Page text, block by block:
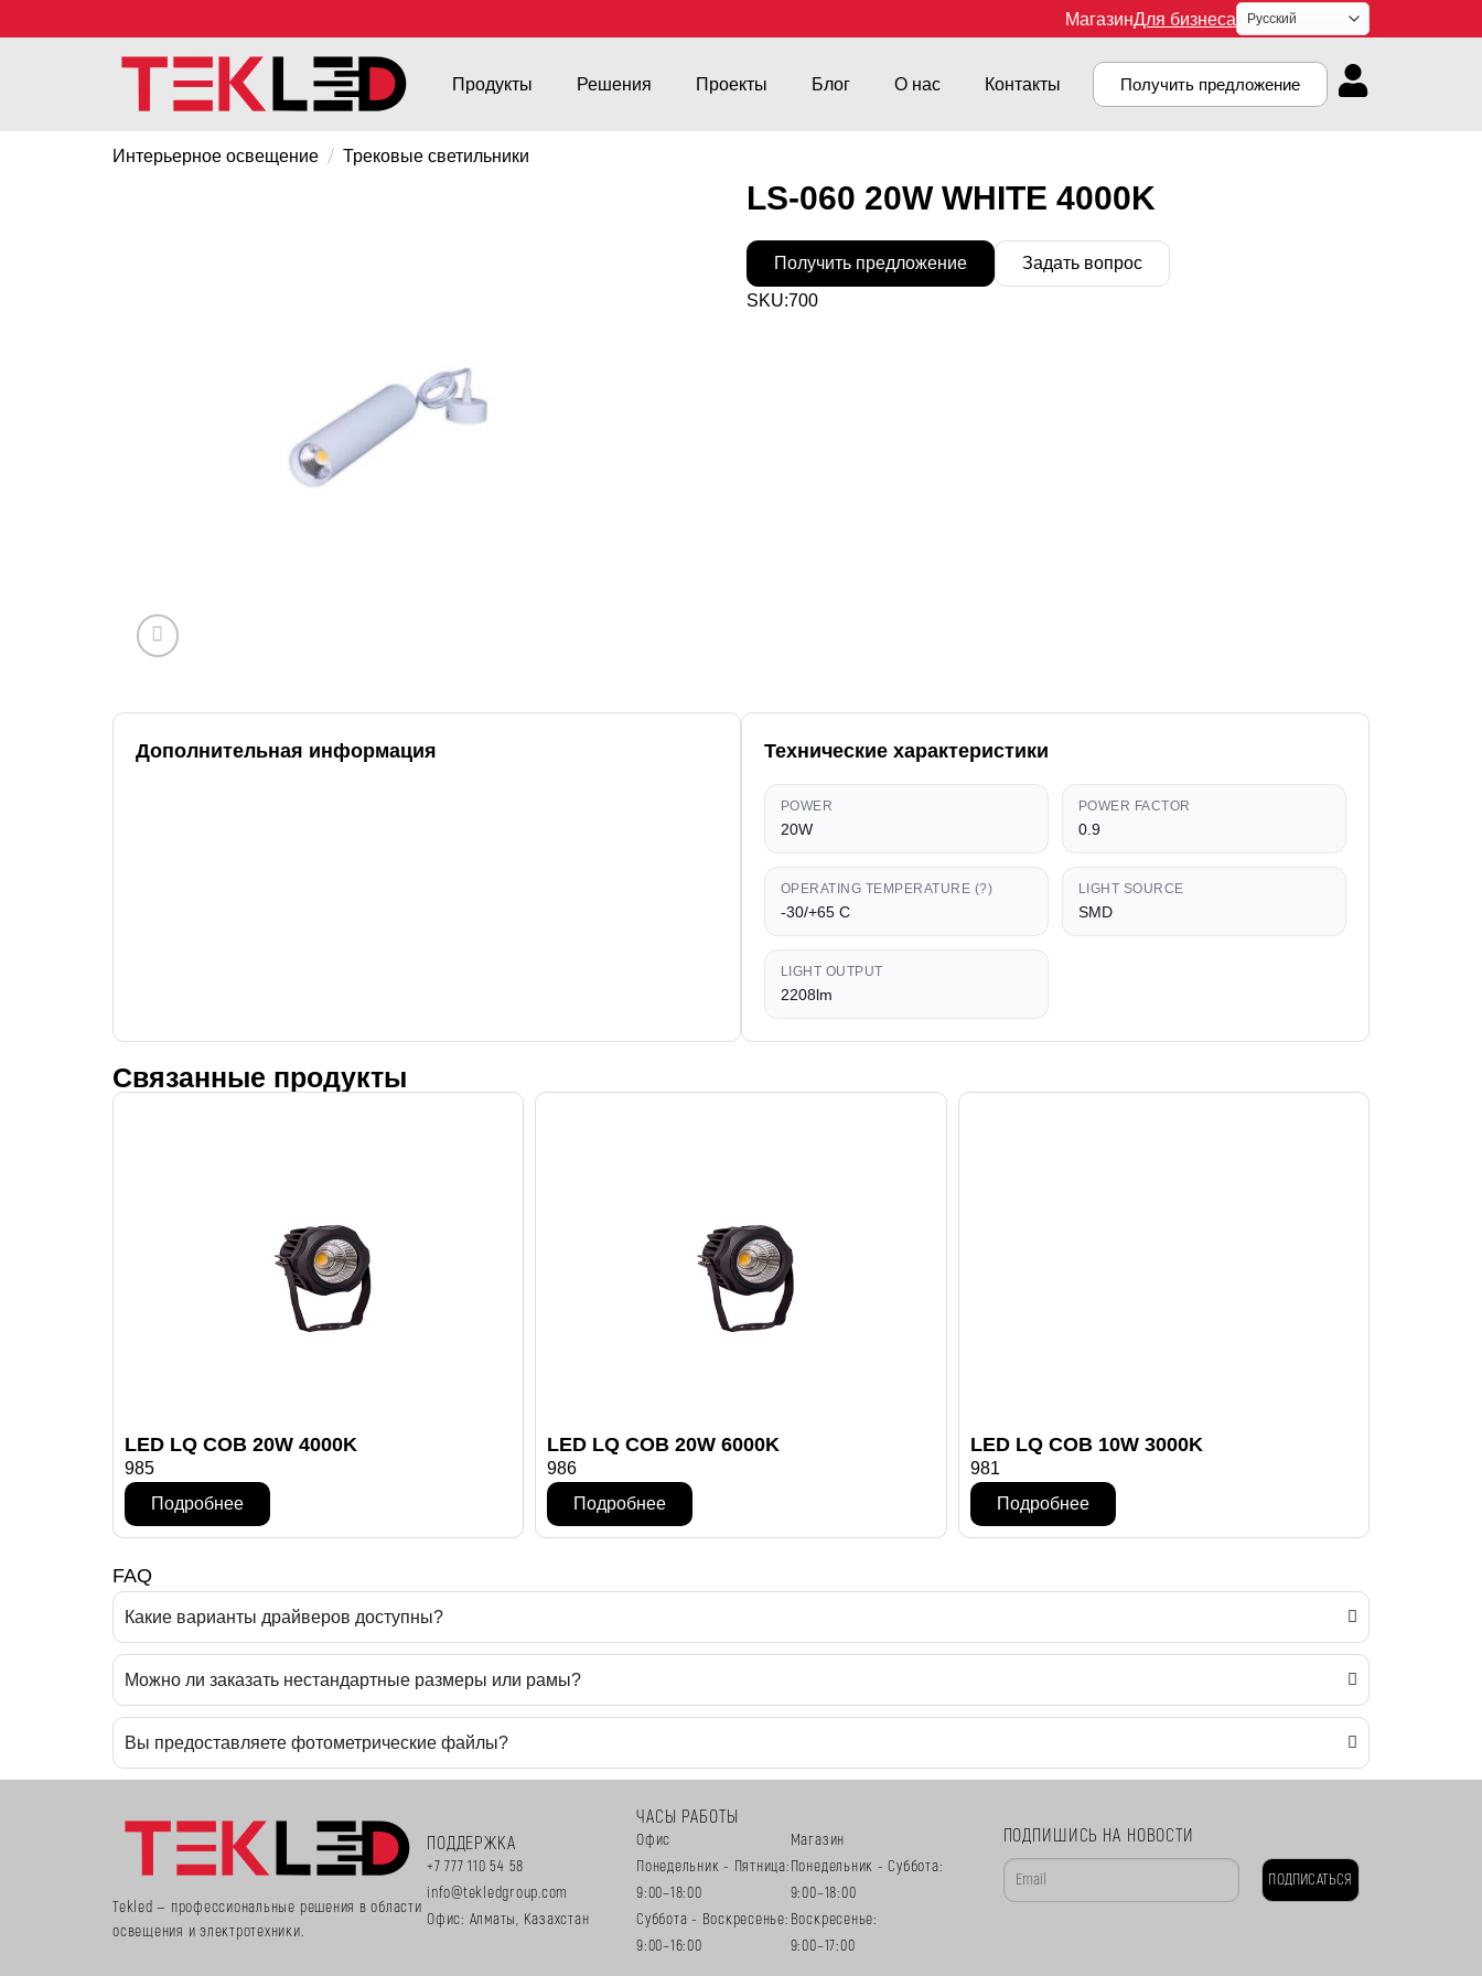
МагазинДля бизнеса
Продукты Решения Проекты Блог О нас Контакты Получить предложение
Интерьерное освещение / Трековые светильники
LS-060 20W WHITE 4000K
Получить предложение
Задать вопрос
SKU:700
Дополнительная информация Технические характеристики
POWER
20W
POWER FACTOR
0.9
OPERATING TEMPERATURE (?)
-30/+65 C
LIGHT SOURCE
SMD
LIGHT OUTPUT
2208lm
Связанные продукты
LED LQ COB 20W 4000K
985
Подробнее
LED LQ COB 20W 6000K
986
Подробнее
LED LQ COB 10W 3000K
981
Подробнее
FAQ
Какие варианты драйверов доступны?
Можно ли заказать нестандартные размеры или рамы?
Вы предоставляете фотометрические файлы?
Tekled — профессиональные решения в области
освещения и электротехники.
ПОДДЕРЖКА
+7 777 110 54 58
info@tekledgroup.com
Офис: Алматы, Казахстан
ЧАСЫ РАБОТЫ
Офис
Понедельник - Пятница:
9:00–18:00
Суббота - Воскресенье:
9:00–16:00
Магазин
Понедельник - Суббота:
9:00–18:00
Воскресенье:
9:00–17:00
ПОДПИШИСЬ НА НОВОСТИ
ПОДПИСАТЬСЯ